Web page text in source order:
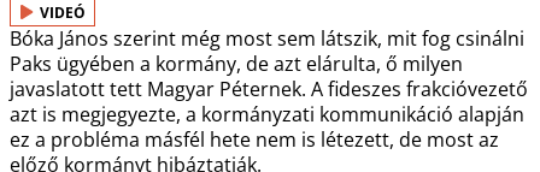
VIDEÓ
Bóka János szerint még most sem látszik, mit fog csinálni
Paks ügyében a kormány, de azt elárulta, ő milyen
javaslatott tett Magyar Péternek. A fideszes frakcióvezető
azt is megjegyezte, a kormányzati kommunikáció alapján
ez a probléma másfél hete nem is létezett, de most az
előző kormányt hibáztatják.